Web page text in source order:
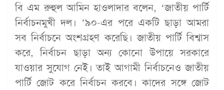
বি এম রুহুল আমিন হাওলাদার বলেন, ‘জাতীয় পার্টি
নির্বাচনমুখী দল। ’৯০-এর পরে একটি ছাড়া আমরা
সব নির্বাচনে অংশগ্রহণ করেছি। জাতীয় পার্টি বিশ্বাস
করে, নির্বাচন ছাড়া অন্য কোনো উপায়ে সরকারে
যাওয়ার সুযোগ নেই। তাই আগামী নির্বাচনেও জাতীয়
পার্টি জোট করে নির্বাচন করবে। কাদের সঙ্গে জোট